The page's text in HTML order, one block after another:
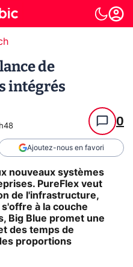
de
intégrés
0
Ajoutez-nous en favori
nouveaux systèmes
PureFlex veut
de l'infrastructure,
à la couche
Big Blue promet une
des temps de
proportions